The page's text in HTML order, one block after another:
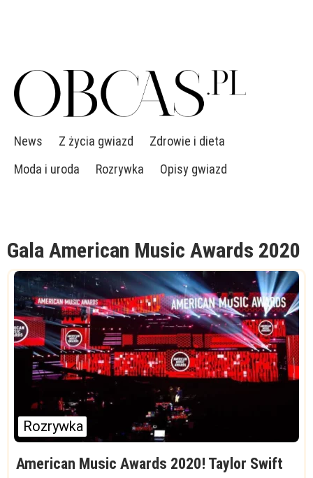
News Z życia gwiazd
Zdrowie i dieta
Moda i uroda
Rozrywka Opisy gwiazd
Gala American Music Awards 2020
Rozrywka
American Music Awards 2020! Taylor Swift